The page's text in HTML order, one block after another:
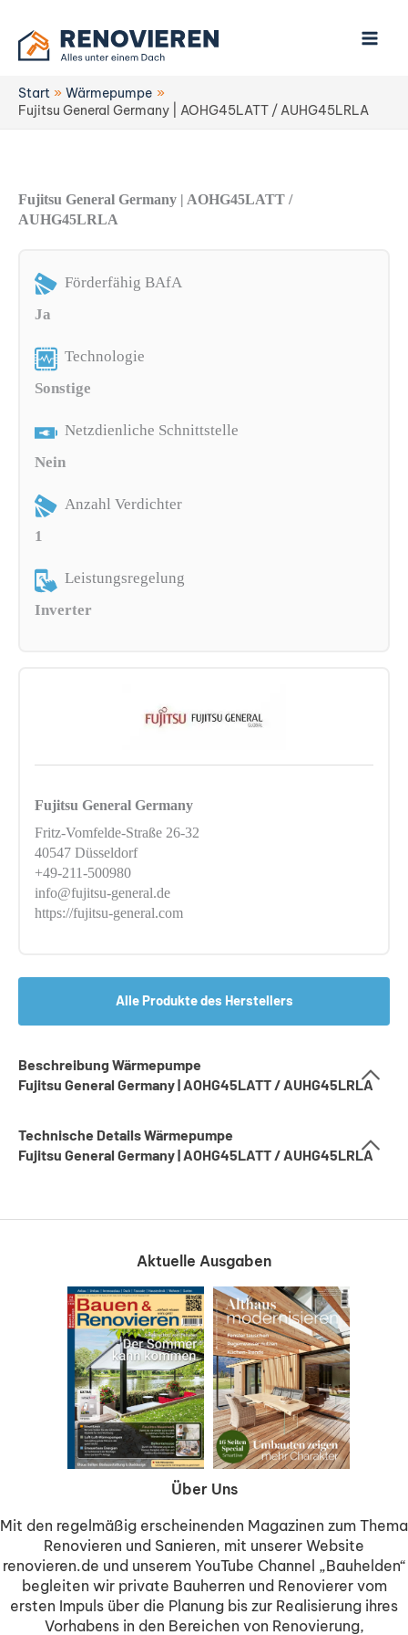
Inhalt
springen
Start
Wärmepumpe
Fujitsu General Germany | AOHG45LATT / AUHG45LRLA
Fujitsu General Germany | AOHG45LATT /
AUHG45LRLA
Förderfähig BAfA
Ja
Technologie
Sonstige
Netzdienliche Schnittstelle
Nein
Anzahl Verdichter
1
Leistungsregelung
Inverter
Fujitsu General Germany
Fritz-Vomfelde-Straße 26-32
40547 Düsseldorf
+49-211-500980
info@fujitsu-general.de
https://fujitsu-general.com
Alle Produkte des Herstellers
Beschreibung Wärmepumpe
Fujitsu General Germany | AOHG45LATT / AUHG45LRLA
Technische Details Wärmepumpe
Fujitsu General Germany | AOHG45LATT / AUHG45LRLA
Aktuelle Ausgaben
Über Uns
Mit den regelmäßig erscheinenden Magazinen zum Thema
Renovieren und Sanieren, mit unserer Website
renovieren.de und unserem YouTube Channel „Bauhelden“
begleiten wir private Bauherren und Renovierer vom
ersten Impuls über die Planung bis zur Realisierung ihres
Vorhabens in den Bereichen von Renovierung,